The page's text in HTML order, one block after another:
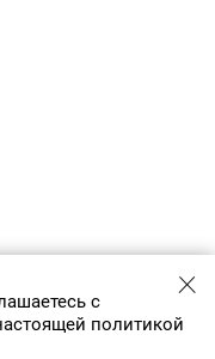
с
политикой